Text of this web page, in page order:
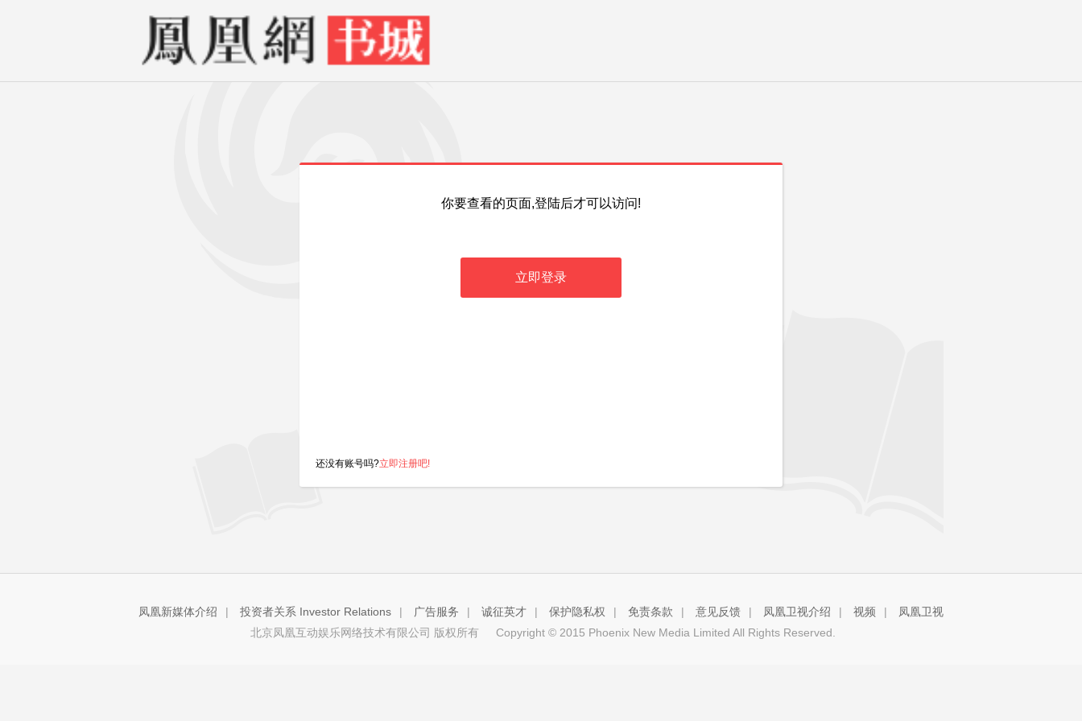
你要查看的页面,登陆后才可以访问!
立即登录
还没有账号吗?立即注册吧!
凤凰新媒体介绍 | 投资者关系 Investor Relations | 广告服务 | 诚征英才 | 保护隐私权 | 免责条款 | 意见反馈 | 凤凰卫视介绍 | 视频 |
凤凰卫视
北京凤凰互动娱乐网络技术有限公司 版权所有
Copyright © 2015 Phoenix New Media Limited All Rights Reserved.